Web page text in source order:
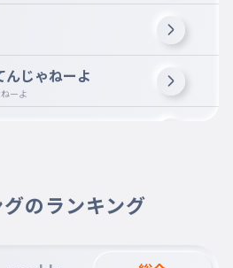
んじゃねーよ
ーよ
のランキング